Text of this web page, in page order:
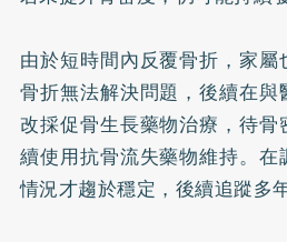
由於短時間內反覆骨折，家
骨折無法解決問題，後續在
改採促骨生長藥物治療，待
續使用抗骨流失藥物維持。
情況才趨於穩定，後續追蹤多